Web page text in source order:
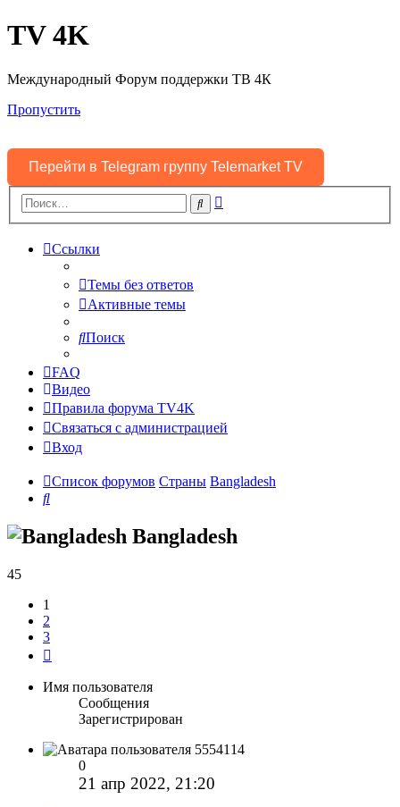
TV 4K
Международный Форум поддержки ТВ 4К
Пропустить
Перейти в Telegram группу Telemarket TV
Поиск
Ссылки
Темы без ответов
Активные темы
Поиск
FAQ
Видео
Правила форума TV4K
Связаться с администрацией
Вход
Список форумов Страны Bangladesh
Поиск
Bangladesh
45
1
2
3
Имя пользователя
Сообщения
Зарегистрирован
5554114
0
21 апр 2022, 21:20